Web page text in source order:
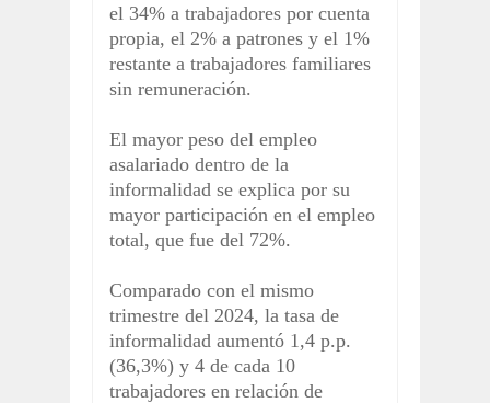
el 34% a trabajadores por cuenta
propia, el 2% a patrones y el 1%
restante a trabajadores familiares
sin remuneración.
El mayor peso del empleo
asalariado dentro de la
informalidad se explica por su
mayor participación en el empleo
total, que fue del 72%.
Comparado con el mismo
trimestre del 2024, la tasa de
informalidad aumentó 1,4 p.p.
(36,3%) y 4 de cada 10
trabajadores en relación de